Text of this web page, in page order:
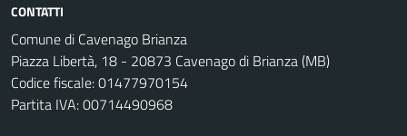
CONTATTI
Comune di Cavenago Brianza
Piazza Libertà, 18 - 20873 Cavenago di Brianza (MB)
Codice fiscale: 01477970154
Partita IVA: 00714490968